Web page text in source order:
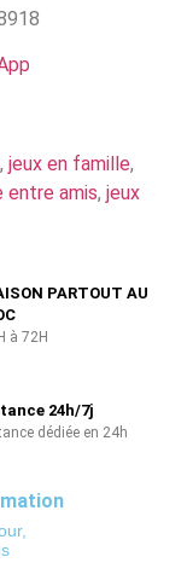
, jeux en famille,
entre amis, jeux
PARTOUT AU
à 72H
24h/7j
dédiée en 24h